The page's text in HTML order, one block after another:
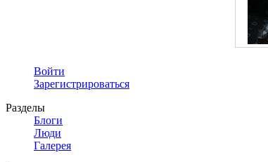
Войти
Зарегистрироваться
Разделы
Блоги
Люди
Галерея